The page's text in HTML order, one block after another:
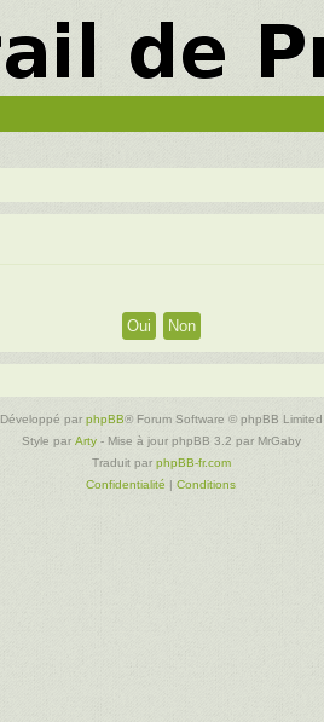
Développé par phpBB® Forum Software © phpBB Limited
Style par Arty- Mise à jour phpBB 3.2 par MrGaby
Traduit par phpBB-fr.com
Confidentialité | Conditions